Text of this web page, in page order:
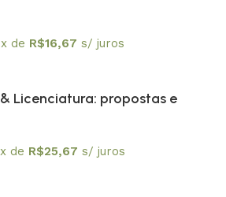
de R$16,67 s/ juros
Licenciatura: propostas e
de R$25,67 s/ juros